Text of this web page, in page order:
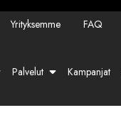
Yrityksemme FAQ
Palvelut Kampanjat